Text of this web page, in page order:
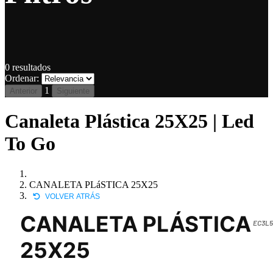
0 resultados
Ordenar:
Anterior 1 Siguiente
Canaleta Plástica 25X25 | Led
To Go
CANALETA PLáSTICA 25X25
VOLVER ATRÁS
CANALETA PLÁSTICA
25X25